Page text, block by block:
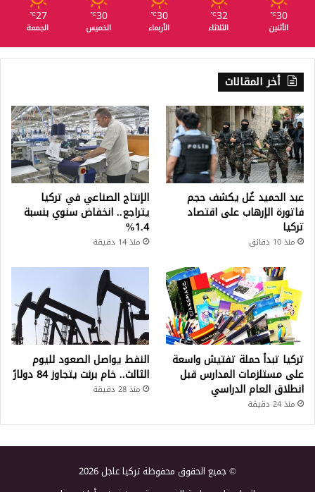
30
℃
الأثنين
32
℃
الثلاثاء
30
℃
الأربعاء
30
℃
الخميس
27
℃
الجمعة
أخر المقالات
عبد الحميد غُل يكشف حجم
فاتورة الإرهاب على اقتصاد
تركيا
منذ 10 دقائق
الإنتاج الصناعي في تركيا
يتراجع.. انخفاض سنوي بنسبة
1.4%
منذ 14 دقيقة
تركيا تبدأ حملة تفتيش واسعة
على مستلزمات المدارس قبل
انطلاق العام الدراسي
منذ 24 دقيقة
النفط يواصل الصعود لليوم
الثالث.. خام برنت يتجاوز 84 دولارً
منذ 28 دقيقة
© جميع الحقوق محفوظة تركيا عاجل 2026